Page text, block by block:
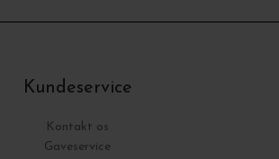
Kundeservice
Kontakt os
Gaveservice